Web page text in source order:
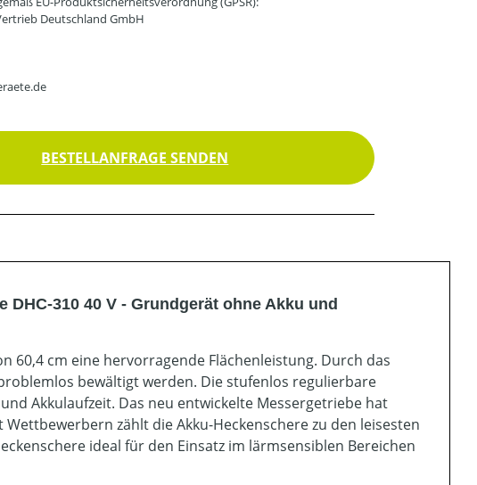
Deutschland GmbH
BESTELLANFRAGE SENDEN
310 40 V - Grundgerät ohne Akku und
60,4 cm eine hervorragende Flächenleistung. Durch das
bewältigt werden. Die stufenlos regulierbare
Akkulaufzeit. Das neu entwickelte Messergetriebe hat
zählt die Akku-Heckenschere zu den leisesten
ideal für den Einsatz im lärmsensiblen Bereichen